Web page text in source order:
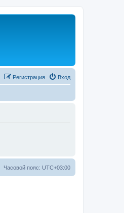
Вход
Регистрация
Часовой пояс: UTC+03:00